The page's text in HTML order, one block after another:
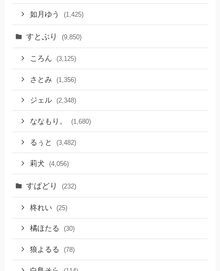
如月ゆう (1,425)
すとぷり (9,850)
ころん (3,125)
さとみ (1,356)
ジェル (2,348)
ななもり。 (1,680)
るぅと (3,482)
莉犬 (4,056)
すぱどり (232)
柊れい (25)
橘ほたる (30)
狼よるる (78)